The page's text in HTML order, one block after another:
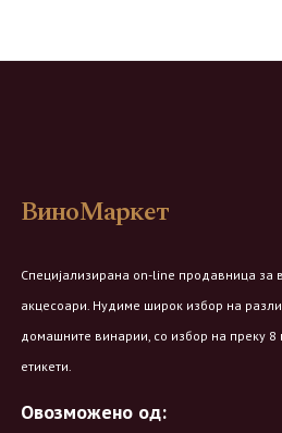
ВиноМаркет
Специјализирана on-line продавница за
акцесоари. Нудиме широк избор на
домашните винарии, со избор на преку
етикети.
Овозможено од: